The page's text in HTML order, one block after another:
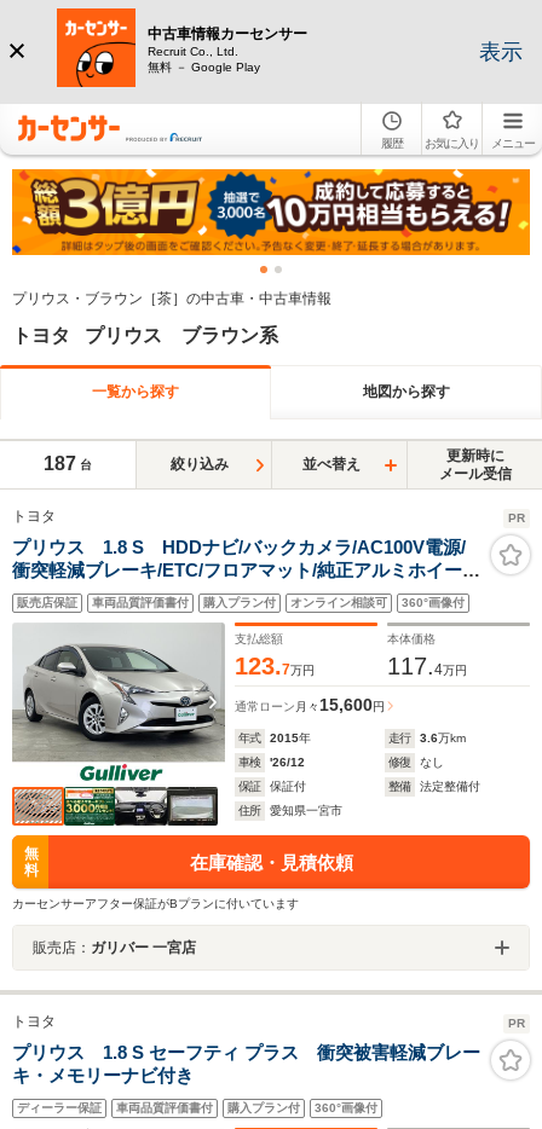
中古車情報カーセンサー
Recruit Co., Ltd.
無料 － Google Play
表示
履歴 お気に入り メニュー
プリウス・ブラウン［茶］の中古車・中古車情報
トヨタ プリウス ブラウン系
一覧から探す 地図から探す
187 台 絞り込み 並べ替え
更新時に
メール受信
トヨタ PR
プリウス 1.8 S HDDナビ/バックカメラ/AC100V電源/
衝突軽減ブレーキ/ETC/フロアマット/純正アルミホイー
ル/オートマチックハイビーム/レーダークルーズコントロ
ール/レーンキープアシスト/スマートキー/プッシュスター
ト/AM/FM
販売店保証 車両品質評価書付 購入プラン付 オンライン相談可 360°画像付
支払総額
123.7万円
本体価格
117.4万円
通常ローン 月々15,600円
年式 2015年 走行 3.6万km
車検
'26/12 修復
なし
保証
保証付 整備
法定整備付
住所
愛知県一宮市
無
料
在庫確認・見積依頼
カーセンサーアフター保証がBプランに付いています
販売店： ガリバー 一宮店
トヨタ PR
プリウス 1.8 S セーフティ プラス 衝突被害軽減ブレー
キ・メモリーナビ付き
ディーラー保証 車両品質評価書付 購入プラン付 360°画像付